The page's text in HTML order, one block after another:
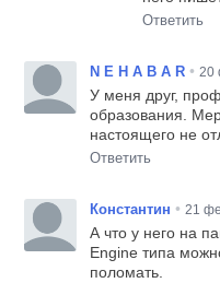
Ответить
N E H A B A R • 20
У меня друг,
образования.
настоящего не
Ответить
Константин • 21
А что у него на
Engine типа
поломать.